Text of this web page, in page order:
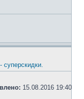
суперскидки.
15.08.2016 19:40